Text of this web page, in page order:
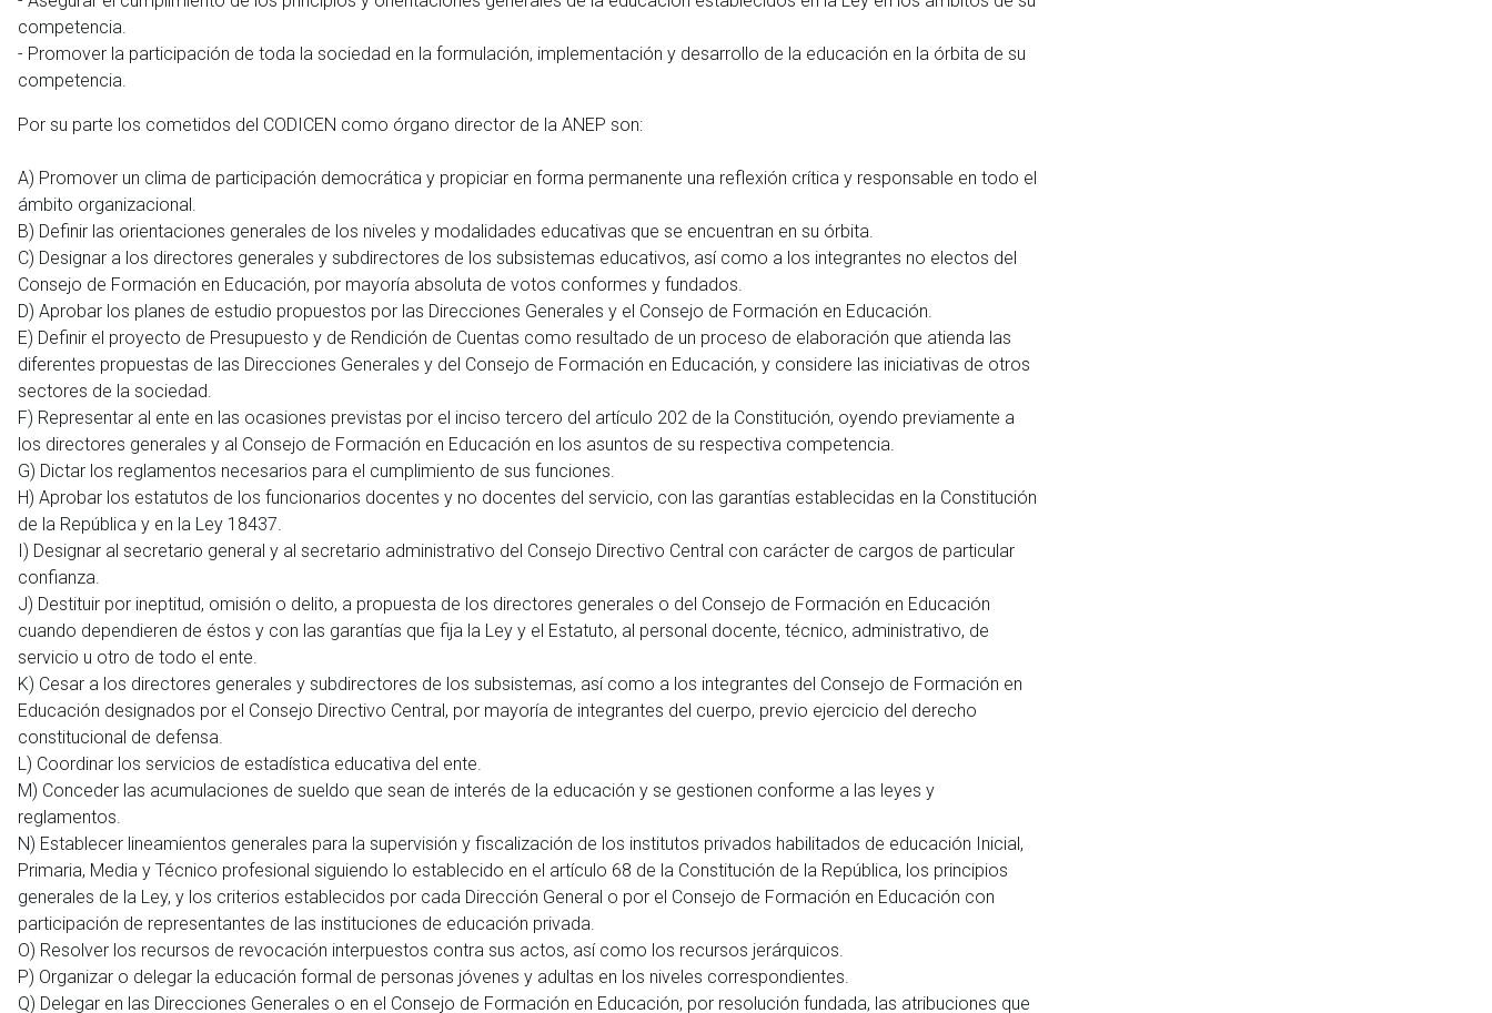
competencia.
- Promover la participación de toda la sociedad en la formulación, implementación y desarrollo de la educación en la órbita de su
competencia.
Por su parte los cometidos del CODICEN como órgano director de la ANEP son:
A) Promover un clima de participación democrática y propiciar en forma permanente una reflexión crítica y responsable en todo el
ámbito organizacional.
B) Definir las orientaciones generales de los niveles y modalidades educativas que se encuentran en su órbita.
C) Designar a los directores generales y subdirectores de los subsistemas educativos, así como a los integrantes no electos del
Consejo de Formación en Educación, por mayoría absoluta de votos conformes y fundados.
D) Aprobar los planes de estudio propuestos por las Direcciones Generales y el Consejo de Formación en Educación.
E) Definir el proyecto de Presupuesto y de Rendición de Cuentas como resultado de un proceso de elaboración que atienda las
diferentes propuestas de las Direcciones Generales y del Consejo de Formación en Educación, y considere las iniciativas de otros
sectores de la sociedad.
F) Representar al ente en las ocasiones previstas por el inciso tercero del artículo 202 de la Constitución, oyendo previamente a
los directores generales y al Consejo de Formación en Educación en los asuntos de su respectiva competencia.
G) Dictar los reglamentos necesarios para el cumplimiento de sus funciones.
H) Aprobar los estatutos de los funcionarios docentes y no docentes del servicio, con las garantías establecidas en la Constitución
de la República y en la Ley 18437.
I) Designar al secretario general y al secretario administrativo del Consejo Directivo Central con carácter de cargos de particular
confianza.
J) Destituir por ineptitud, omisión o delito, a propuesta de los directores generales o del Consejo de Formación en Educación
cuando dependieren de éstos y con las garantías que fija la Ley y el Estatuto, al personal docente, técnico, administrativo, de
servicio u otro de todo el ente.
K) Cesar a los directores generales y subdirectores de los subsistemas, así como a los integrantes del Consejo de Formación en
Educación designados por el Consejo Directivo Central, por mayoría de integrantes del cuerpo, previo ejercicio del derecho
constitucional de defensa.
L) Coordinar los servicios de estadística educativa del ente.
M) Conceder las acumulaciones de sueldo que sean de interés de la educación y se gestionen conforme a las leyes y
reglamentos.
N) Establecer lineamientos generales para la supervisión y fiscalización de los institutos privados habilitados de educación Inicial,
Primaria, Media y Técnico profesional siguiendo lo establecido en el artículo 68 de la Constitución de la República, los principios
generales de la Ley, y los criterios establecidos por cada Dirección General o por el Consejo de Formación en Educación con
participación de representantes de las instituciones de educación privada.
O) Resolver los recursos de revocación interpuestos contra sus actos, así como los recursos jerárquicos.
P) Organizar o delegar la educación formal de personas jóvenes y adultas en los niveles correspondientes.
Q) Delegar en las Direcciones Generales o en el Consejo de Formación en Educación, por resolución fundada, las atribuciones que